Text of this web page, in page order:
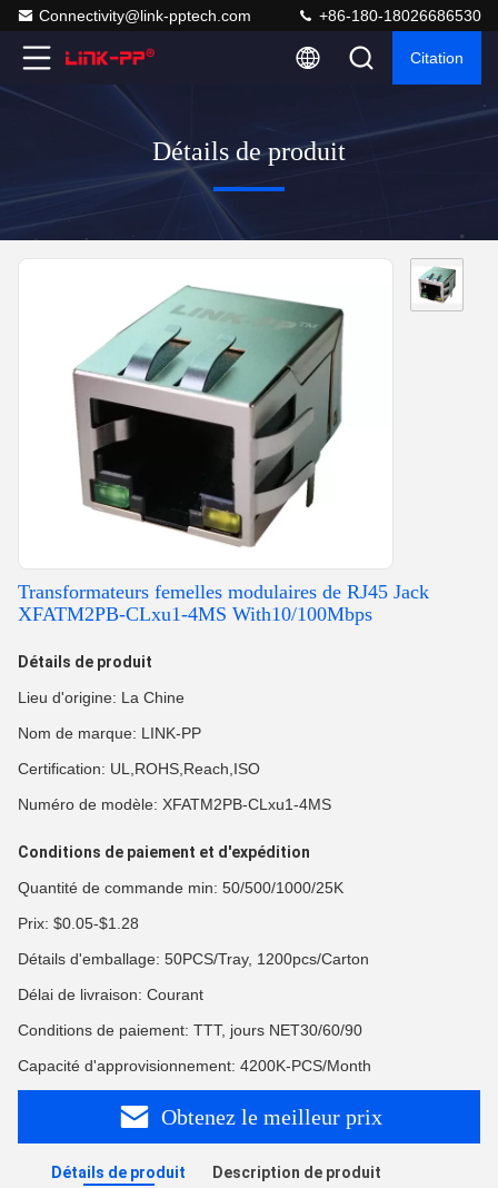
Connectivity@link-pptech.com +86-180-18026686530
Citation
Détails de produit
Transformateurs femelles modulaires de RJ45 Jack
XFATM2PB-CLxu1-4MS With10/100Mbps
Détails de produit
Lieu d'origine: La Chine
Nom de marque: LINK-PP
Certification: UL,ROHS,Reach,ISO
Numéro de modèle: XFATM2PB-CLxu1-4MS
Conditions de paiement et d'expédition
Quantité de commande min: 50/500/1000/25K
Prix: $0.05-$1.28
Détails d'emballage: 50PCS/Tray, 1200pcs/Carton
Délai de livraison: Courant
Conditions de paiement: TTT, jours NET30/60/90
Capacité d'approvisionnement: 4200K-PCS/Month
Obtenez le meilleur prix
Détails de produit Description de produit